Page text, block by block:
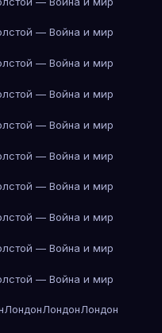
— Война и мир
— Война и мир
— Война и мир
— Война и мир
— Война и мир
— Война и мир
— Война и мир
— Война и мир
— Война и мир
ЛондонЛондонЛондон